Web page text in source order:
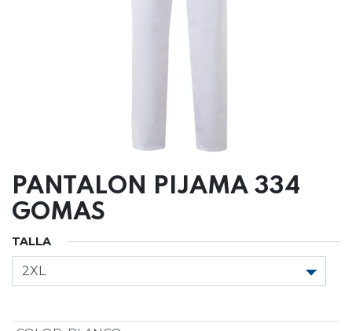
PANTALON PIJAMA 334
GOMAS
TALLA